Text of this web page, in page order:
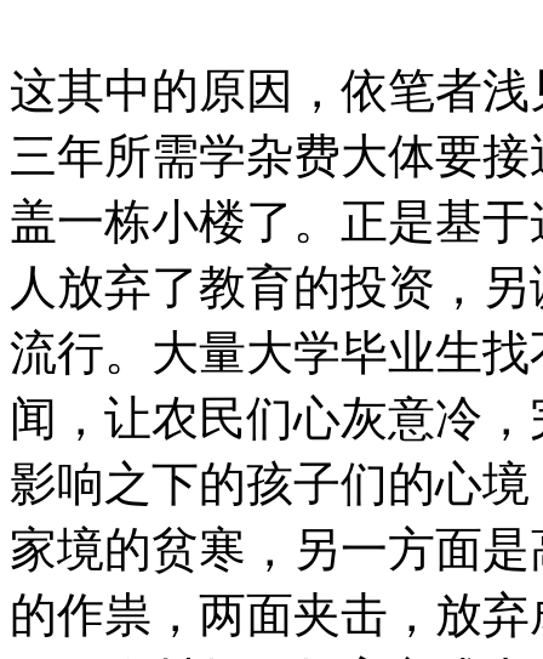
这其中的原因，依笔者
三年所需学杂费大体要
盖一栋小楼了。正是基
人放弃了教育的投资，
流行。大量大学毕业生
闻，让农民们心灰意冷
影响之下的孩子们的心
家境的贫寒，另一方面
的作祟，两面夹击，放